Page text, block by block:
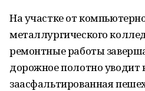
На участке от
металлургического
ремонтные работы
дорожное полотно уводит
заасфальтированная